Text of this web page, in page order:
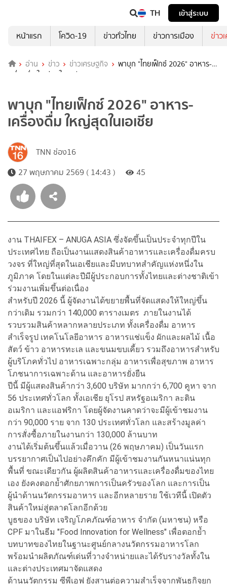
TH
เข้าสู่ระบบ
หน้าแรก
โควิด-19 ข่าวทั่วไทย ข่าวการเมือง ข่าว
อ่าน ข่าว ข่าวเศรษฐกิจ
พาบุก "ไทยเฟ็กซ์ 2026" อาหาร-
เครื่องดื่ม ใหญ่สุดในเอเชีย
พาบุก "ไทยเฟ็กซ์ 2026" อาหาร-
เครื่องดื่ม ใหญ่สุดในเอเชีย
TNN ช่อง16
27 พฤษภาคม 2569 ( 14:43 )
45
งาน THAIFEX – ANUGA ASIA ซึ่งจัดขึ้นเป็นประจำทุกปีใน
ประเทศไทย ถือเป็นงานแสดงสินค้าอาหารและเครื่องดื่มครบ
วงจร ที่ใหญ่ที่สุดในเอเชียและมีบทบาทสำคัญแห่งหนึ่งใน
ภูมิภาค โดยในแต่ละปีมีผู้ประกอบการทั้งไทยและต่างชาติเข้า
ร่วมงานเพิ่มขึ้นต่อเนื่อง
สำหรับปี 2026 นี้ ผู้จัดงานได้ขยายพื้นที่จัดแสดงให้ใหญ่ขึ้น
กว่าเดิม รวมกว่า 140,000 ตารางเมตร ภายในงานได้
รวบรวมสินค้าหลากหลายประเภท ทั้งเครื่องดื่ม อาหาร
สำเร็จรูป เทคโนโลยีอาหาร อาหารแช่แข็ง ผักและผลไม้ เนื้อ
สัตว์ ข้าว อาหารทะเล และขนมขบเคี้ยว รวมถึงอาหารสำหรับ
ผู้บริโภคทั่วไป อาหารเฉพาะกลุ่ม อาหารเพื่อสุขภาพ อาหาร
โภชนาการเฉพาะด้าน และอาหารยั่งยืน
ปีนี้ มีผู้แสดงสินค้ากว่า 3,600 บริษัท มากกว่า 6,700 คูหา จาก
56 ประเทศทั่วโลก ทั้งเอเชีย ยุโรป สหรัฐอเมริกา ละติน
อเมริกา และแอฟริกา โดยผู้จัดงานคาดว่าจะมีผู้เข้าชมงาน
กว่า 90,000 ราย จาก 130 ประเทศทั่วโลก และสร้างมูลค่า
การสั่งซื้อภายในงานกว่า 130,000 ล้านบาท
งานได้เริ่มต้นขึ้นแล้วเมื่อวาน (26 พฤษภาคม) เป็นวันแรก
บรรยากาศเป็นไปอย่างคึกคัก มีผู้เข้าชมงานกันหนาแน่นทุก
พื้นที่ ขณะเดียวกัน ผู้ผลิตสินค้าอาหารและเครื่องดื่มของไทย
เอง ยังคงตอกย้ำศักยภาพการเป็นครัวของโลก และการเป็น
ผู้นำด้านนวัตกรรมอาหาร และอีกหลายราย ใช้เวทีนี้ เปิดตัว
สินค้าใหม่สู่ตลาดโลกอีกด้วย
บูธของ บริษัท เจริญโภคภัณฑ์อาหาร จำกัด (มหาชน) หรือ
CPF มาในธีม "Food Innovation for Wellness" เพื่อตอกย้ำ
บทบาทของไทยในฐานะศูนย์กลางนวัตกรรมอาหารโลก
พร้อมนำผลิตภัณฑ์เด่นที่วางจำหน่ายและได้รับรางวัลทั้งใน
และต่างประเทศมาจัดแสดง
ด้านนวัตกรรม ซีพีเอฟ ยังสานต่อความสำเร็จจากพันธกิจยก